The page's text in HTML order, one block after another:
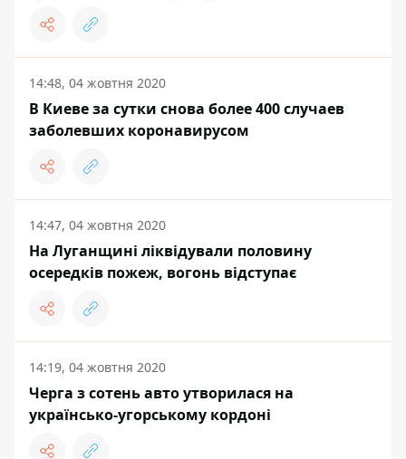
14:48, 04 жовтня 2020
В Киеве за сутки снова более 400 случаев
заболевших коронавирусом
14:47, 04 жовтня 2020
На Луганщині ліквідували половину
осередків пожеж, вогонь відступає
14:19, 04 жовтня 2020
Черга з сотень авто утворилася на
українсько-угорському кордоні